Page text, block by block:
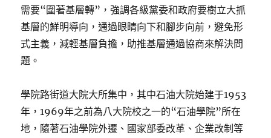
需要“圍著基層轉”，強調各級黨委和政府要樹立大抓
基層的鮮明導向，通過眼睛向下和腳步向前，避免形
式主義，減輕基層負擔，助推基層通過協商來解決問
題。
學院路街道大院大所集中，其中石油大院始建于1953
年，1969年之前為八大院校之一的“石油學院”所在
地，隨著石油學院外遷、國家部委改革、企業改制等